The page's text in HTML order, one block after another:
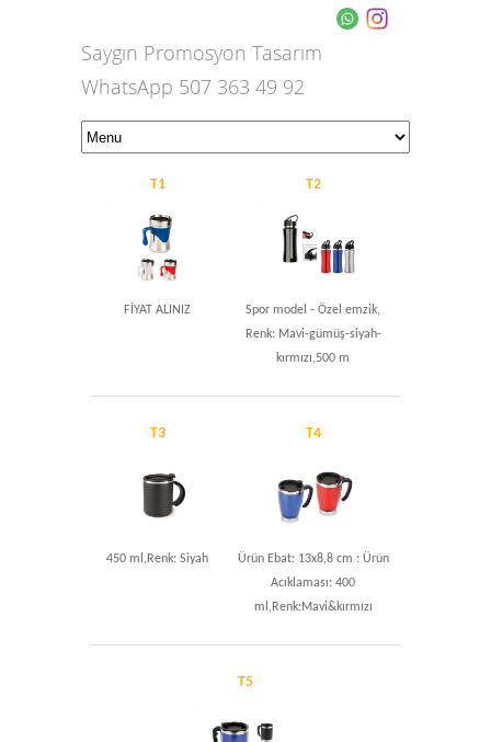
Saygın Promosyon Tasarım
WhatsApp 507 363 49 92
T1
FİYAT ALINIZ
T2
Spor model - Özel emzik,
Renk: Mavi-gümüş-siyah-
kırmızı,500 m
T3
450 ml,Renk: Siyah
T4
Ürün Ebat: 13x8,8 cm : Ürün
Acıklaması: 400
ml,Renk:Mavi&kırmızı
T5